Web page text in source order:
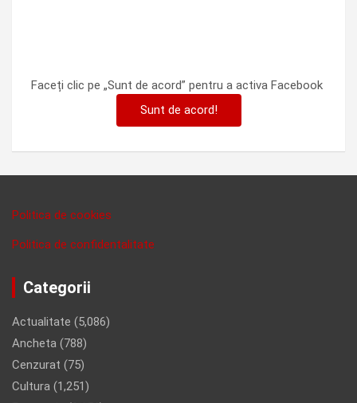
Faceți clic pe „Sunt de acord” pentru a activa Facebook
Sunt de acord!
Politica de cookies
Politica de confidentalitate
Categorii
Actualitate (5,086)
Ancheta (788)
Cenzurat (75)
Cultura (1,251)